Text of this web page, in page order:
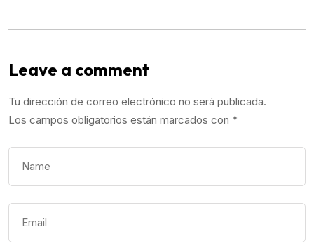
Leave a comment
Tu dirección de correo electrónico no será publicada.
Los campos obligatorios están marcados con *